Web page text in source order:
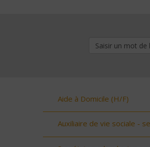
Aide à Domicile (H/F)
Auxiliaire de vie sociale -